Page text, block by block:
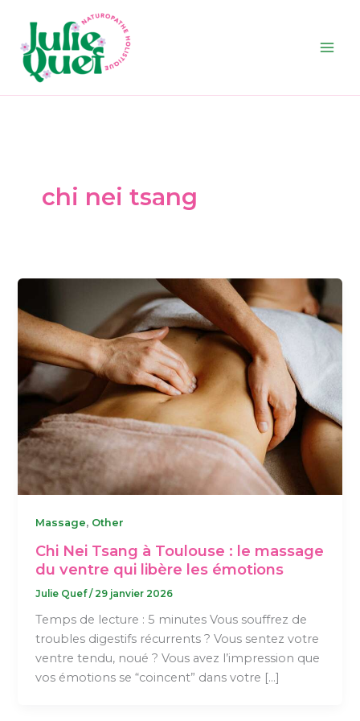
contenu
chi nei tsang
Massage, Other
Chi Nei Tsang à Toulouse : le massage
du ventre qui libère les émotions
Julie Quef/ 29 janvier 2026
Temps de lecture : 5 minutes Vous souffrez de
troubles digestifs récurrents ? Vous sentez votre
ventre tendu, noué ? Vous avez l’impression que
vos émotions se “coincent” dans votre […]